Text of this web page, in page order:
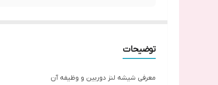
توضیحات
معرفی شیشه لنز دوربین و وظیفه آن